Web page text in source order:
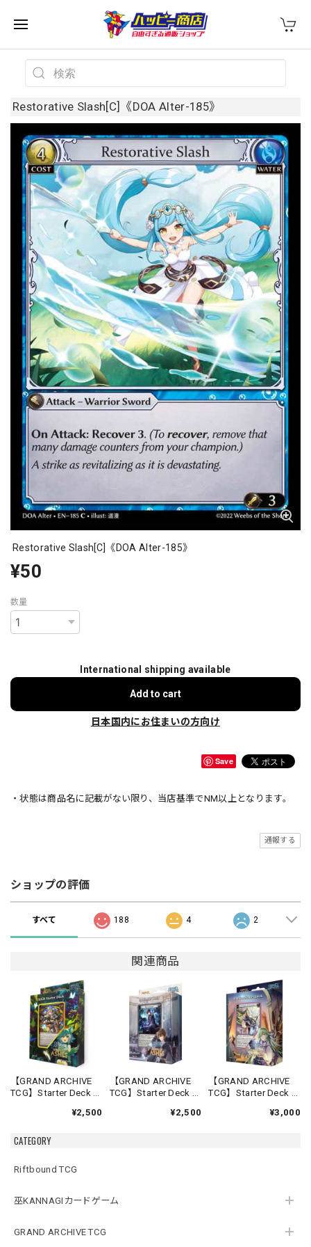
CATEGORY
Riftbound TCG
巫KANNAGIカードゲーム
GRAND ARCHIVE TCG
Restorative Slash[C]《DOA Alter-185》
Restorative Slash[C]《DOA Alter-185》
¥50
数量
International shipping available
Add to cart
日本国内にお住まいの方向け
Save
・状態は商品名に記載がない限り、当店基準でNM以上となります。
通報する
ショップの評価
すべて 188 4 2
関連商品
【GRAND ARCHIVE
TCG】Starter Deck -
Ashes】《英語版》
¥2,500
【GRAND ARCHIVE
TCG】Starter Deck -
Ashes】《英語版》
¥2,500
【GRAND ARCHIVE
TCG】Starter Deck -
Ashes】《英語版》
¥3,000